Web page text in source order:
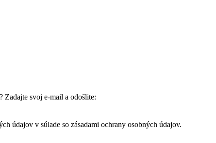
svoj e-mail a odošlite:
údajov v súlade so zásadami ochrany osobných údajov.